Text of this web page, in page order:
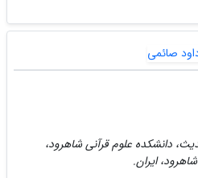
دانشکده علوم قرآنی شاهرود،
ایران.